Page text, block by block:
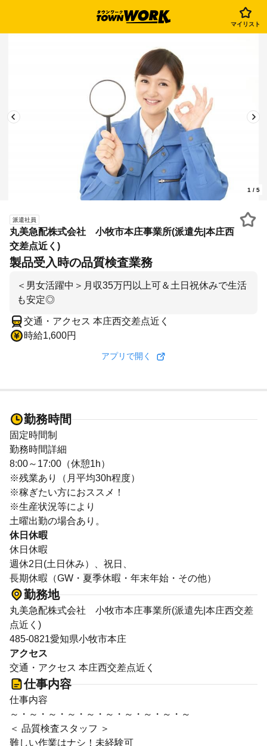
マイリスト
1 / 5
派遣社員
丸美急配株式会社 小牧市本庄事業所(派遣先|本庄西
交差点近く)
製品受入時の品質検査業務
＜男女活躍中＞月収35万円以上可＆土日祝休みで生活
も安定◎
交通・アクセス 本庄西交差点近く
時給1,600円
アプリで開く
勤務時間
固定時間制
勤務時間詳細
8:00～17:00（休憩1h）
※残業あり（月平均30h程度）
※稼ぎたい方におススメ！
※生産状況等により
土曜出勤の場合あり。
休日休暇
休日休暇
週休2日(土日休み）、祝日、
長期休暇（GW・夏季休暇・年末年始・その他）
勤務地
丸美急配株式会社 小牧市本庄事業所(派遣先|本庄西交差
点近く)
485-0821愛知県小牧市本庄
アクセス
交通・アクセス 本庄西交差点近く
仕事内容
仕事内容
～・～・～・～・～・～・～・～・～・～
＜ 品質検査スタッフ ＞
難しい作業はナシ！未経験可